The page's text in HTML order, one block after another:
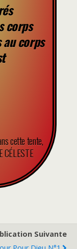
corps
corps
cette tente,
CÉLESTE
Suivante